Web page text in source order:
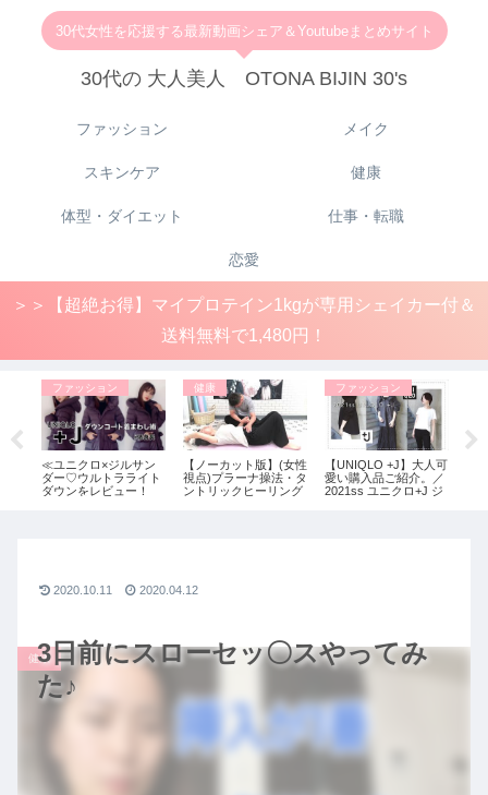
30代女性を応援する最新動画シェア＆Youtubeまとめサイト
30代の 大人美人 OTONA BIJIN 30's
ファッション メイク
スキンケア 健康
体型・ダイエット 仕事・転職
恋愛
＞＞【超絶お得】マイプロテイン1kgが専用シェイカー付＆
送料無料で1,480円！
ファッション
≪ユニクロ×ジルサン
ダー♡ウルトラライト
ダウンをレビュー！
健康
【ノーカット版】(女性
視点)プラーナ操法・タ
ントリックヒーリング
ファッション
【UNIQLO +J】大人可
愛い購入品ご紹介。／
2021ss ユニクロ+J ジ
3日前にスローセッ〇スやってみ
た♪
健康
2020.10.11 2020.04.12